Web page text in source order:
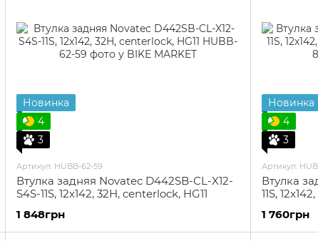
Новинка
4
3
Артикул: HUBB-62-59
Втулка задняя Novatec D442SB-CL-X12-
S4S-11S, 12x142, 32H, centerlock, HG11
1 848грн
Новинка
4
3
Артикул:
Втулка
11S,
1 760грн